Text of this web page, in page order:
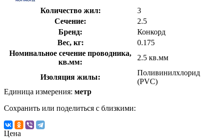
Количество жил:
3
Сечение:
2.5
Бренд:
Конкорд
Вес, кг:
0.175
Номинальное сечение проводника,
кв.мм:
2.5 кв.мм
Изоляция жилы:
Поливинилхлорид
(PVC)
Единица измерения: метр
Сохранить или поделиться с близкими:
Цена